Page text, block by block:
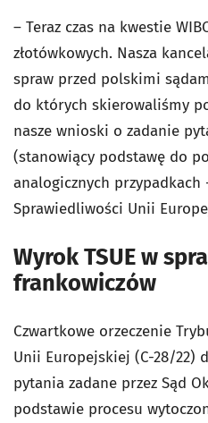
– Teraz czas na kwestie
złotówkowych. Nasza
spraw przed polskimi
do których skierowaliśmy
nasze wnioski o zadanie
(stanowiący podstawę do
analogicznych przypadkach
Sprawiedliwości Unii
Wyrok TSUE w
frankowiczów
Czwartkowe orzeczenie
Unii Europejskiej (C-28/22)
pytania zadane przez Sąd
podstawie procesu